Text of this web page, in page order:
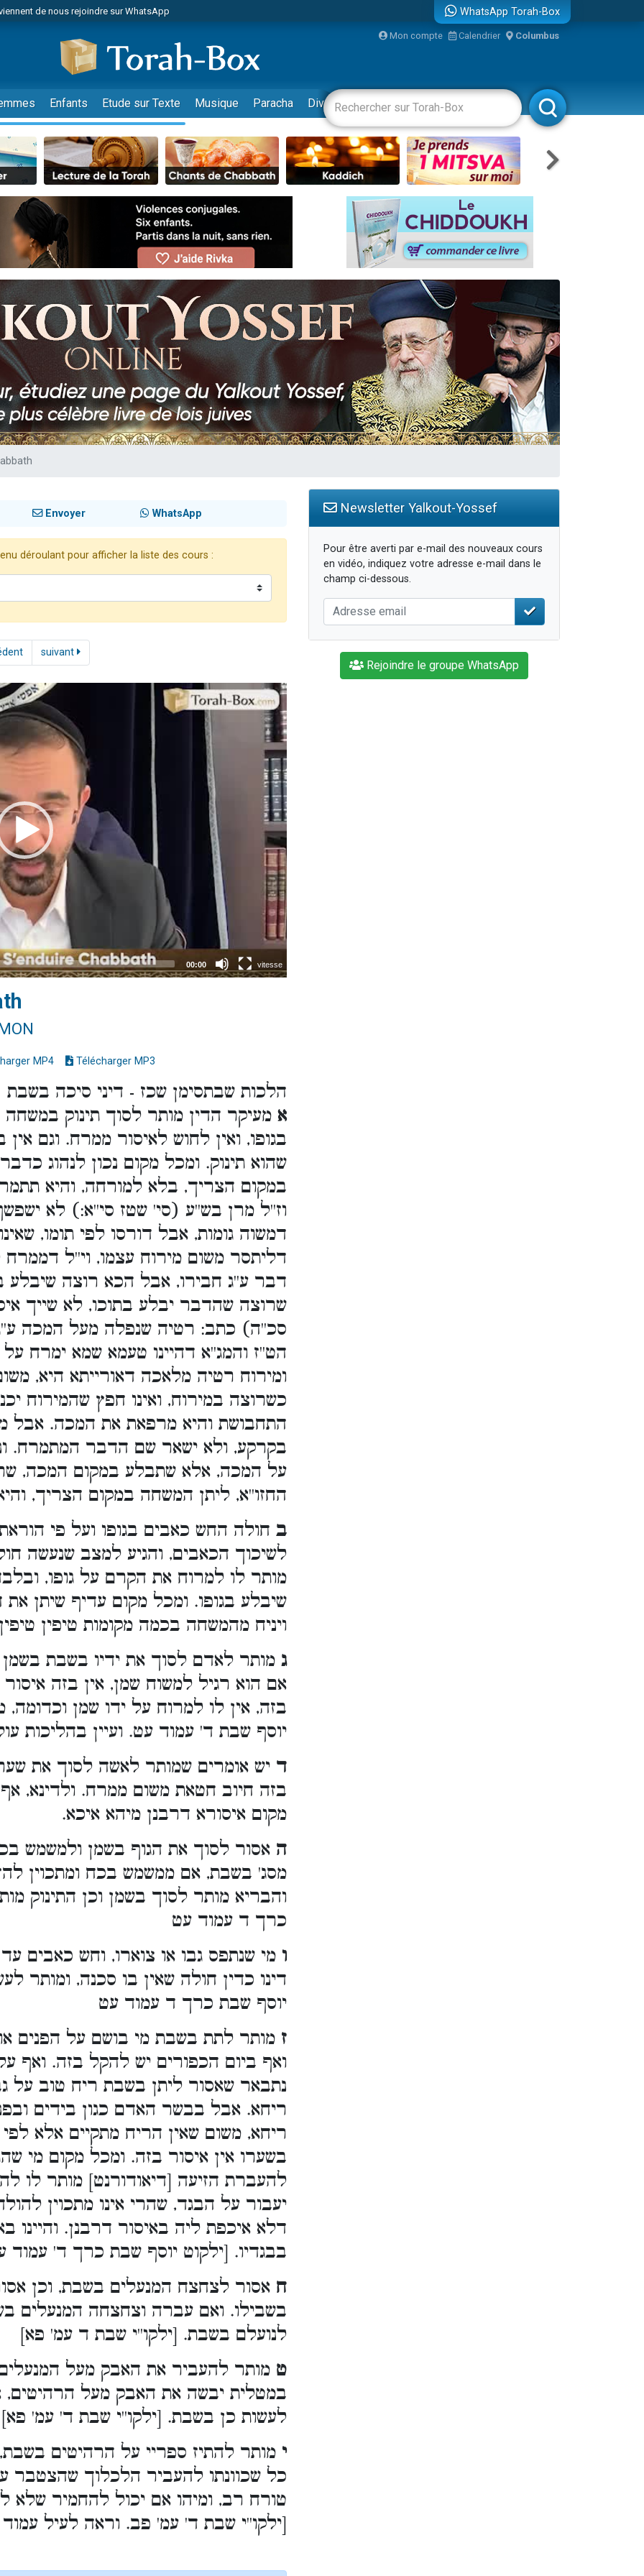
de nous rejoindre sur WhatsApp
viennent de faire un don pour Événements Torah-Box
viennent de faire un don pour Tsédaka : pauvres d'Israel
de nous rejoindre sur WhatsApp
viennent de demander une bénédiction
viennent de faire un don pour Diane, 80 ans, dans un appartement insalubre
places pour étudier en groupe sur Zoom
de nous rejoindre sur WhatsApp
viennent de demander une bénédiction
places pour étudier en groupe sur Zoom
de nous rejoindre sur WhatsApp
de nous rejoindre sur WhatsApp
viennent de faire un don pour Reloger Rivka, 6 enfants, victime de violences...
viennent de faire un don pour 1 Journée de Vacances Pour les Enfants
viennent de demander une bénédiction
de nous rejoindre sur WhatsApp
places pour étudier en groupe sur Zoom
son Maasser
son Maasser
WhatsApp Torah-Box
Mon compte Calendrier Columbus
Enfants Etude sur Texte Musique Paracha Divertissements Livres Rabbanim
Envoyer WhatsApp
déroulant pour afficher la liste des cours :
suivant
MP4 Télécharger MP3
הלכות שבתסימן שכז - דיני סיכה בשבת
א מעיקר הדין מותר לסוך תינוק
בגופו, ואין לחוש לאיסור ממרח. וגם
שהוא תינוק. ומכל מקום נכון לנהוג
במקום הצריך, בלא למורחה, והיא
וז''ל מרן בש''ע (סי' שטז סי''א:) לא
דמשוה גומות, אבל דורסו לפי תומו,
דליתסר משום מירוח עצמו, וי''ל
דבר ע''ג חבירו, אבל הכא רוצה שיבלע
שרוצה שהדבר יבלע בתוכו, לא שייך
סכ''ה) כתב: רטיה שנפלה מעל המכה ע''ג
הט''ז והמג''א דהיינו טעמא שמא ימרח
ומירוח רטיה מלאכה דאורייתא היא,
כשרוצה במירוח, ואינו חפץ שהמירוח
התחבושת והיא מרפאת את המכה. אבל
בקרקע, ולא ישאר שם הדבר המתמרח.
על המכה, אלא שתבלע במקום המכה,
החזו''א, ליתן המשחה במקום הצריך,
ב חולה החש כאבים בגופו ועל פי
לשיכוך הכאבים, והגיע למצב שנעשה
מותר לו למרוח את הקרם על גופו,
שיבלע בגופו. ומכל מקום עדיף שיתן
ויניח מהמשחה בכמה מקומות טיפין
ג מותר לאדם לסוך את ידיו בשבת בשמן
אם הוא רגיל למשוח שמן, אין בזה
בזה, אין לו למרוח על ידו שמן
יוסף שבת ד' עמוד עט. ועיין בהליכות
ד יש אומרים שמותר לאשה לסוך את
בזה חיוב חטאת משום ממרח. ולדינא,
מקום איסורא דרבנן מיהא איכא.
ה אסור לסוך את הגוף בשמן ולמשמש
מסג' בשבת, אם ממשמש בכח ומתכוין
והבריא מותר לסוך בשמן וכן התינוק
כרך ד עמוד עט
ו מי שנתפס גבו או צוארו, וחש כאבים
דינו כדין חולה שאין בו סכנה, ומותר
יוסף שבת כרך ד עמוד עט
ז מותר לתת בשבת מי בושם על הפנים
ואף ביום הכפורים יש להקל בזה. ואף
נתבאר שאסור ליתן בשבת ריח טוב על
ריחא. אבל בבשר האדם כגון בידים
ריחא, משום שאין הריח מתקיים אלא
בשערו אין איסור בזה. ומכל מקום מי
להעברת הזיעה [דיאודורנט] מותר לו
יעבור על הבגד, שהרי אינו מתכוין
דלא איכפת ליה באיסור דרבנן. והיינו
בבגדיו. [ילקוט יוסף שבת כרך ד' עמוד
ח אסור לצחצח המנעלים בשבת, וכן
בשבילו. ואם עברה וצחצחה המנעלים
לנועלם בשבת. [ילקו''י שבת ד עמ' פא]
ט מותר להעביר את האבק מעל
במטלית יבשה את האבק מעל הרהיטים,
לעשות כן בשבת. [ילקו''י שבת ד' עמ' פא]
י מותר להתיז ספריי על הרהיטים
כל שכוונתו להעביר הלכלוך שהצטבר
טורח רב, ומיהו אם יכול להחמיר שלא
[ילקו''י שבת ד' עמ' פב. וראה לעיל
Newsletter Yalkout-Yossef
Pour être averti par e-mail des nouveaux cours
en vidéo, indiquez votre adresse e-mail dans le
champ ci-dessous.
Rejoindre le groupe WhatsApp